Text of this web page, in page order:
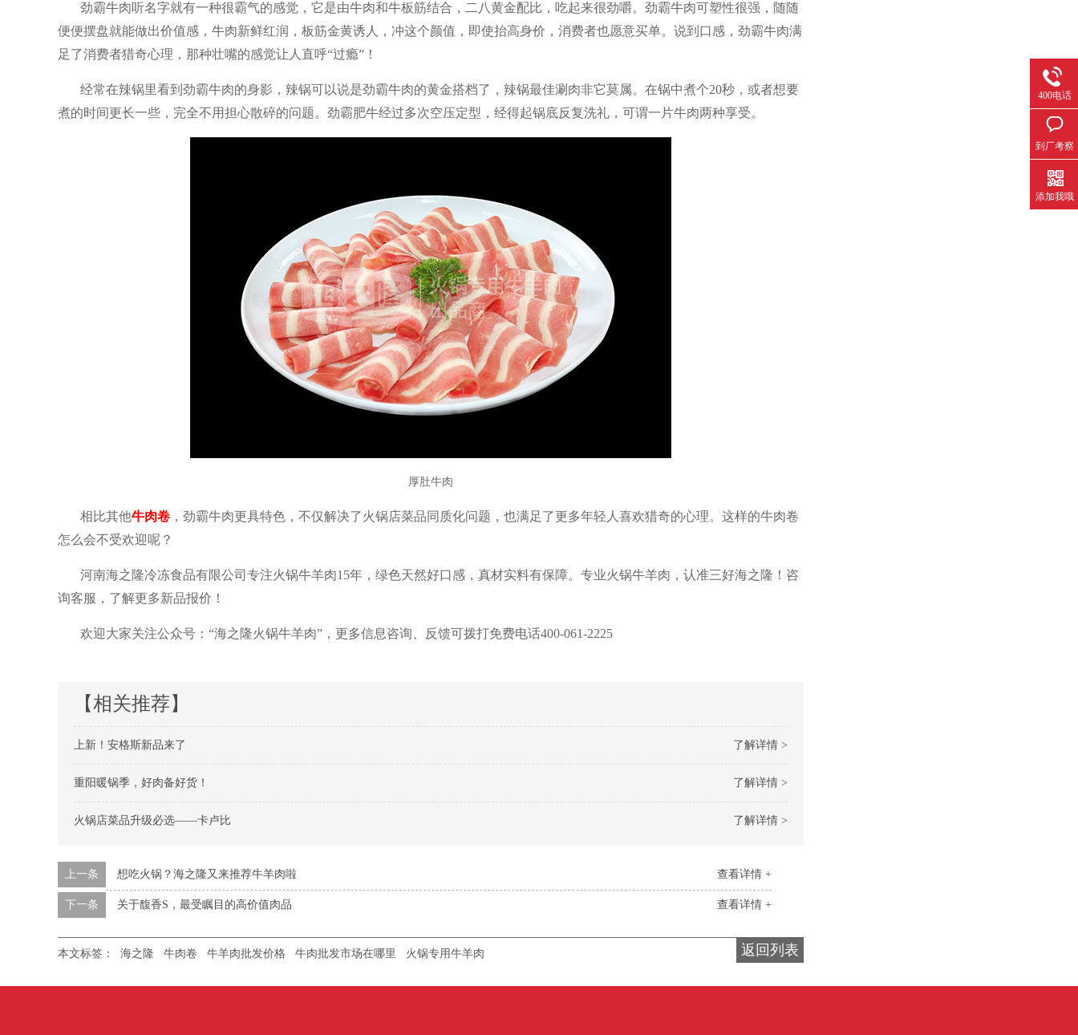
劲霸牛肉听名字就有一种很霸气的感觉，它是由牛肉和牛板筋结合，二八黄金配比，吃起来很劲嚼。劲霸牛肉可塑性很强，随随
便便摆盘就能做出价值感，牛肉新鲜红润，板筋金黄诱人，冲这个颜值，即使抬高身价，消费者也愿意买单。说到口感，劲霸牛肉满
足了消费者猎奇心理，那种壮嘴的感觉让人直呼“过瘾”！
经常在辣锅里看到劲霸牛肉的身影，辣锅可以说是劲霸牛肉的黄金搭档了，辣锅最佳涮肉非它莫属。在锅中煮个20秒，或者想要
煮的时间更长一些，完全不用担心散碎的问题。劲霸肥牛经过多次空压定型，经得起锅底反复洗礼，可谓一片牛肉两种享受。
厚肚牛肉
相比其他牛肉卷 ，劲霸牛肉更具特色，不仅解决了火锅店菜品同质化问题，也满足了更多年轻人喜欢猎奇的心理。这样的牛肉卷
怎么会不受欢迎呢？
河南海之隆冷冻食品有限公司专注火锅牛羊肉15年，绿色天然好口感，真材实料有保障。专业火锅牛羊肉，认准三好海之隆！咨
询客服，了解更多新品报价！
欢迎大家关注公众号： “海之隆火锅牛羊肉”，更多信息咨询、反馈可拨打免费电话400-061-2225
【相关推荐】
了解详情 >
上新！安格斯新品来了
了解详情 >
重阳暖锅季，好肉备好货！
了解详情 >
火锅店菜品升级必选——卡卢比
查看详情 +
上一条 想吃火锅？海之隆又来推荐牛羊肉啦
查看详情 +
下一条 关于馥香S，最受瞩目的高价值肉品
返回列表
本文标签： 海之隆 牛肉卷 牛羊肉批发价格 牛肉批发市场在哪里 火锅专用牛羊肉
400电话
到厂考察
添加我哦